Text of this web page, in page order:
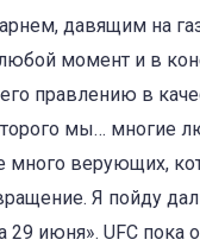
давящим на
момент и в
правлению в
мы… многие
много верующих,
Я пойду
29 июня». UFC пока